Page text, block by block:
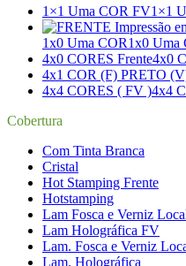
1×1 Uma COR FV1×1
1x0 Uma COR1x0 Uma
4x0 CORES Frente4x0
4x1 COR (F) PRETO
4x4 CORES ( FV )4x4
Cobertura
Com Tinta Branca
Cristal
Hot Stamping Frente
Hotstamping
Lam Fosca e Verniz
Lam Holográfica FV
Lam. Fosca e Verniz
Lam. Holográfica